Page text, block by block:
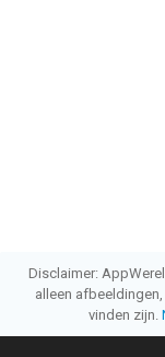
Disclaimer:
alleen
vinden zijn.